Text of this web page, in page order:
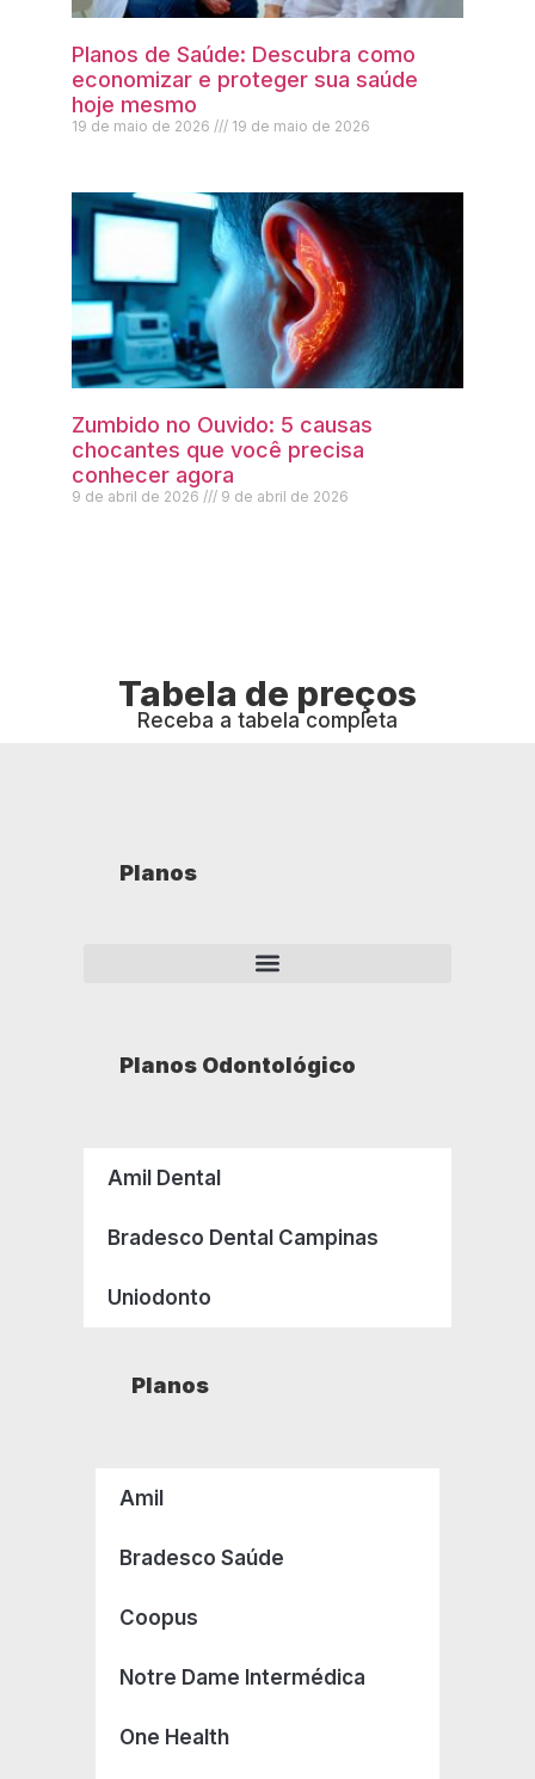
Planos de Saúde: Descubra como
economizar e proteger sua saúde
hoje mesmo
19 de maio de 2026 19 de maio de 2026
Zumbido no Ouvido: 5 causas
chocantes que você precisa
conhecer agora
9 de abril de 2026 9 de abril de 2026
Tabela de preços
Receba a tabela completa
Planos
Planos Odontológico
Amil Dental
Bradesco Dental Campinas
Uniodonto
Planos
Amil
Bradesco Saúde
Coopus
Notre Dame Intermédica
One Health